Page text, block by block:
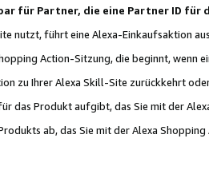
für Partner, die eine Partner ID für
nutzt, führt eine Alexa-Einkaufsaktion
Action-Sitzung, die beginnt, wenn
zu Ihrer Alexa Skill-Site zurückkehrt
das Produkt aufgibt, das Sie mit der
ab, das Sie mit der Alexa